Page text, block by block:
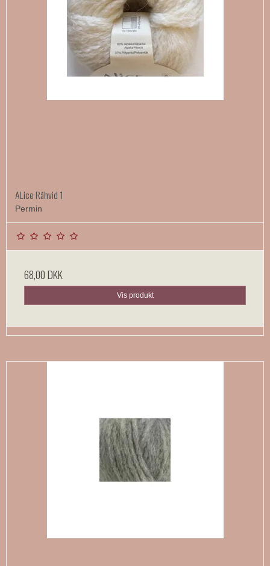
ALice Råhvid 1
Permin
68,00 DKK
Vis produkt